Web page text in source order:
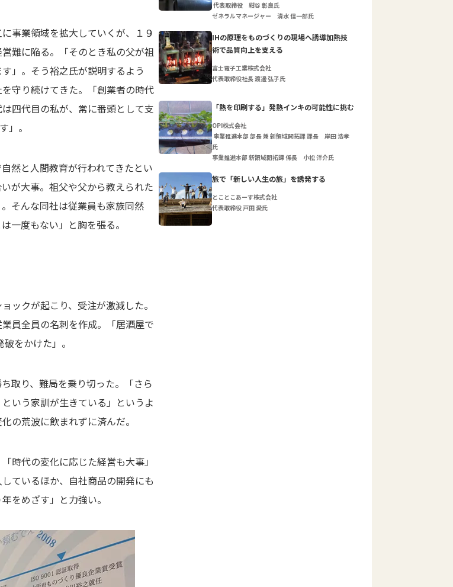
事業領域を拡大していくが、１９
難に陥る。「そのとき私の父が祖
」。そう裕之氏が説明するよう
守り続けてきた。「創業者の時代
四代目の私が、常に番頭として支
」。
然と人間教育が行われてきたとい
が大事。祖父や父から教えられた
そんな同社は従業員も家族同然
一度もない」と胸を張る。
ックが起こり、受注が激減した。
員全員の名刺を作成。「居酒屋で
をかけた」。
取り、難局を乗り切った。「さら
いう家訓が生きている」というよ
の荒波に飲まれずに済んだ。
時代の変化に応じた経営も大事」
ているほか、自社商品の開発にも
をめざす」と力強い。
代表取締役 紺谷 彰良氏
ゼネラルマネージャー 清水 信一郎氏
IHの原理をものづくりの現場へ誘導加熱技
術で品質向上を支える
富士電子工業株式会社
代表取締役社長 渡邊 弘子氏
「熱を印刷する」発熱インキの可能性に挑む
OPI株式会社
事業推進本部 部長 兼 新領域開拓課 課長 岸田 浩孝
氏
事業推進本部 新領域開拓課 係長 小松 洋介氏
旅で「新しい人生の旅」を誘発する
とことこあーす株式会社
代表取締役 戸田 愛氏